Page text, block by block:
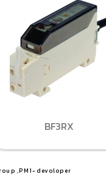
BF3RX
,PM1-devoloper​